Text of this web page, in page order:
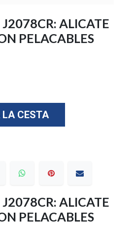
ALICATE
PELACABLES
CESTA
ALICATE
PELACABLES